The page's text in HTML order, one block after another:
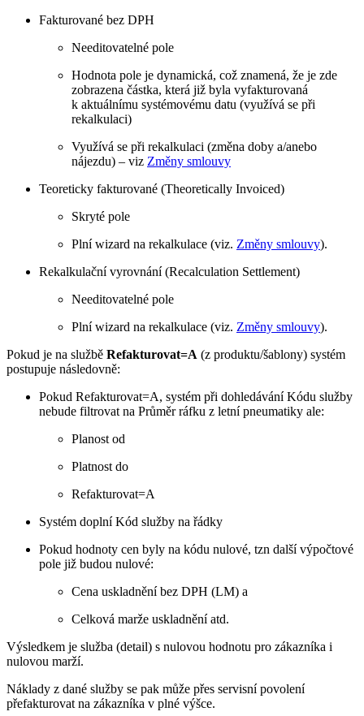
Fakturované bez DPH
Needitovatelné pole
Hodnota pole je dynamická, což znamená, že je zde
zobrazena částka, která již byla vyfakturovaná
k aktuálnímu systémovému datu (využívá se při
rekalkulaci)
Využívá se při rekalkulaci (změna doby a/anebo
nájezdu) – viz Změny smlouvy
Teoreticky fakturované (Theoretically Invoiced)
Skryté pole
Plní wizard na rekalkulace (viz. Změny smlouvy).
Rekalkulační vyrovnání (Recalculation Settlement)
Needitovatelné pole
Plní wizard na rekalkulace (viz. Změny smlouvy).
Pokud je na službě Refakturovat=A (z produktu/šablony) systém
postupuje následovně:
Pokud Refakturovat=A, systém při dohledávání Kódu služby
nebude filtrovat na Průměr ráfku z letní pneumatiky ale:
Planost od
Platnost do
Refakturovat=A
Systém doplní Kód služby na řádky
Pokud hodnoty cen byly na kódu nulové, tzn další výpočtové
pole již budou nulové:
Cena uskladnění bez DPH (LM) a
Celková marže uskladnění atd.
Výsledkem je služba (detail) s nulovou hodnotu pro zákazníka i
nulovou marží.
Náklady z dané služby se pak může přes servisní povolení
přefakturovat na zákazníka v plné výšce.